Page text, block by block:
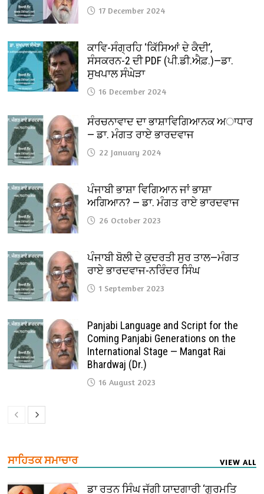
17 December 2024
ਕਾਵਿ-ਸੰਗ੍ਰਹਿ ‘ਕਿੱਸਿਆਂ ਦੇ ਕੈਦੀ’,
ਸੰਸਕਰਨ-2 ਦੀ PDF (ਪੀ.ਡੀ.ਐਫ਼.)—ਡਾ.
ਸੁਖਪਾਲ ਸੰਘੇੜਾ
16 December 2024
ਸੰਰਚਨਾਵਾਦ ਦਾ ਭਾਸ਼ਾਵਿਗਿਆਨਕ ਅਾਧਾਰ
— ਡਾ. ਮੰਗਤ ਰਾਏ ਭਾਰਦਵਾਜ
22 January 2024
ਪੰਜਾਬੀ ਭਾਸ਼ਾ ਵਿਗਿਆਨ ਜਾਂ ਭਾਸ਼ਾ
ਅਗਿਆਨ? — ਡਾ. ਮੰਗਤ ਰਾਏ ਭਾਰਦਵਾਜ
26 October 2023
ਪੰਜਾਬੀ ਬੋਲੀ ਦੇ ਕੁਦਰਤੀ ਸੁਰ ਤਾਲ—ਮੰਗਤ
ਰਾਏ ਭਾਰਦਵਾਜ-ਨਰਿੰਦਰ ਸਿੰਘ
1 September 2023
Panjabi Language and Script for the
Coming Panjabi Generations on the
International Stage — Mangat Rai
Bhardwaj (Dr.)
16 August 2023
ਸਾਹਿਤਕ ਸਮਾਚਾਰ VIEW ALL
ਡਾ ਰਤਨ ਸਿੰਘ ਜੱਗੀ ਯਾਦਗਾਰੀ ‘ਗੁਰਮਤਿ